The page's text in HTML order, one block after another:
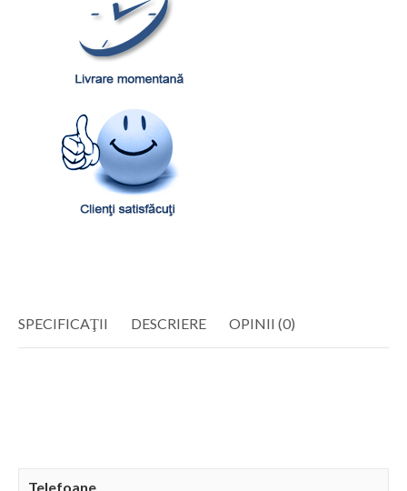
SPECIFICAŢII DESCRIERE OPINII (0)
Telefoane